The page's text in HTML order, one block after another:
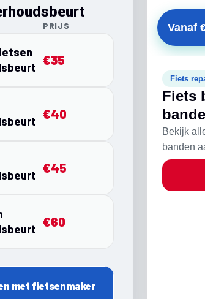
PRIJS
€35
€40
€45
€60
met fietsenmaker
Vanaf
Fiets
Fiets
Bekijk
banden